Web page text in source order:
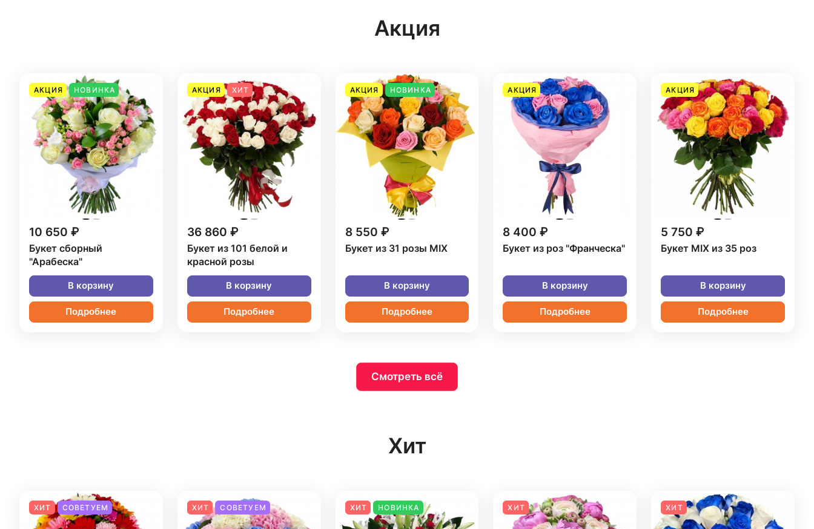
Акция
АКЦИЯ НОВИНКА
10 650 ₽
Букет сборный
"Арабеска"
В корзину
Подробнее
АКЦИЯ ХИТ
36 860 ₽
Букет из 101 белой и
красной розы
В корзину
Подробнее
АКЦИЯ НОВИНКА
8 550 ₽
Букет из 31 розы MIX
В корзину
Подробнее
АКЦИЯ
8 400 ₽
Букет из роз "Франческа"
В корзину
Подробнее
АКЦИЯ
5 750 ₽
Букет MIX из 35 роз
В корзину
Подробнее
Смотреть всё
Хит
ХИТ СОВЕТУЕМ ХИТ СОВЕТУЕМ ХИТ НОВИНКА ХИТ ХИТ